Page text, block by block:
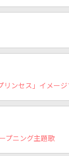
リンセス」イメー
プニング主題歌